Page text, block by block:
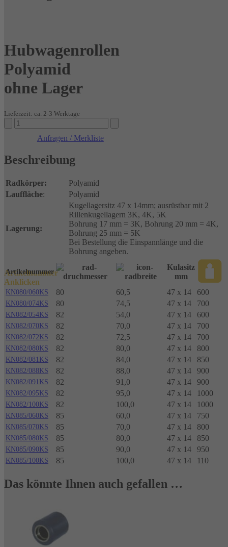
Hubwagenrollen
Polyamid
ohne Lager
Lieferzeit: ca. 2-3 Werktage
Hubwagenrollen
Polyamid
Menge
Anfragen / Merkliste
Beschreibung
Radkörper:
Polyamid
Lauffläche: Polyamid
Lagerung:
Kugellagersitz 47 x 14mm; ausrüstbar mit 2
Rillenkugellagern 3K, 4K, 5K
Bohrung 17 mm = 3K, Bohrung 20 mm = 4K,
Bohrung 25 mm = 5K
Bei Bestellung die Einspannlänge und die
Bohrung angeben.
Artikelnummer
Anklicken
Artikelnummer
Kulasitz
mm
KN080/060KS 80 60,5 47 x 14 600
KN080/074KS 80 74,5 47 x 14 700
KN082/054KS 82 54,0 47 x 14 600
KN082/070KS 82 70,0 47 x 14 700
KN082/072KS 82 72,5 47 x 14 700
KN082/080KS 82 80,0 47 x 14 800
KN082/081KS 82 84,0 47 x 14 850
KN082/088KS 82 88,0 47 x 14 900
KN082/091KS 82 91,0 47 x 14 900
KN082/095KS 82 95,0 47 x 14 1000
KN082/100KS 82 100,0 47 x 14 1000
KN085/060KS 85 60,0 47 x 14 750
KN085/070KS 85 70,0 47 x 14 800
KN085/080KS 85 80,0 47 x 14 850
KN085/090KS 85 90,0 47 x 14 950
KN085/100KS 85 100,0 47 x 14 110
Das könnte Ihnen auch gefallen …